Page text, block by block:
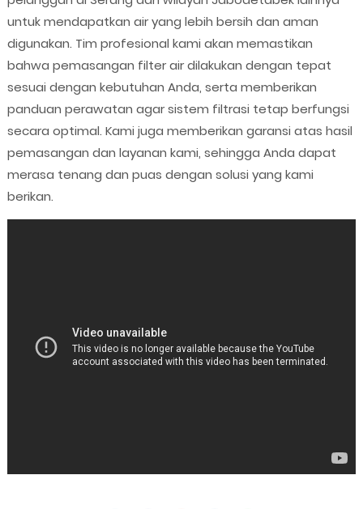
untuk mendapatkan air yang lebih bersih dan aman
digunakan. Tim profesional kami akan memastikan
bahwa pemasangan filter air dilakukan dengan tepat
sesuai dengan kebutuhan Anda, serta memberikan
panduan perawatan agar sistem filtrasi tetap berfungsi
secara optimal. Kami juga memberikan garansi atas hasil
pemasangan dan layanan kami, sehingga Anda dapat
merasa tenang dan puas dengan solusi yang kami
berikan.